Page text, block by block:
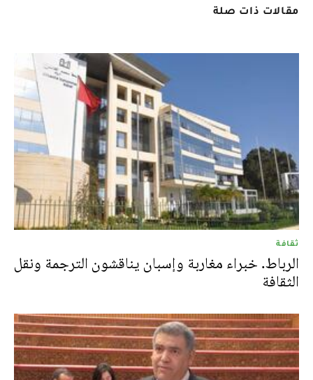
مقالات ذات صلة
ثقافة
الرباط. خبراء مغاربة وإسبان يناقشون الترجمة ونقل
الثقافة